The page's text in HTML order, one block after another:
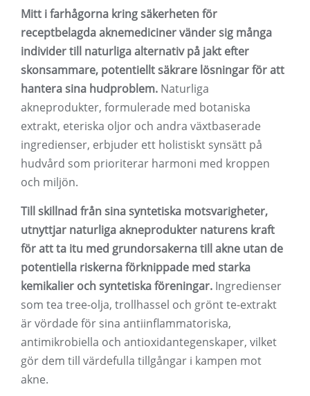
Mitt i farhågorna kring säkerheten för
receptbelagda aknemediciner vänder sig många
individer till naturliga alternativ på jakt efter
skonsammare, potentiellt säkrare lösningar för att
hantera sina hudproblem. Naturliga
akneprodukter, formulerade med botaniska
extrakt, eteriska oljor och andra växtbaserade
ingredienser, erbjuder ett holistiskt synsätt på
hudvård som prioriterar harmoni med kroppen
och miljön.
Till skillnad från sina syntetiska motsvarigheter,
utnyttjar naturliga akneprodukter naturens kraft
för att ta itu med grundorsakerna till akne utan de
potentiella riskerna förknippade med starka
kemikalier och syntetiska föreningar. Ingredienser
som tea tree-olja, trollhassel och grönt te-extrakt
är vördade för sina antiinflammatoriska,
antimikrobiella och antioxidantegenskaper, vilket
gör dem till värdefulla tillgångar i kampen mot
akne.